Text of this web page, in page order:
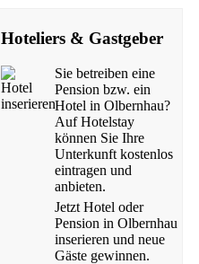
Hoteliers & Gastgeber
Sie betreiben eine
Pension bzw. ein
Hotel in Olbernhau?
Auf Hotelstay
können Sie Ihre
Unterkunft kostenlos
eintragen und
anbieten.
Jetzt Hotel oder
Pension in Olbernhau
inserieren und neue
Gäste gewinnen.